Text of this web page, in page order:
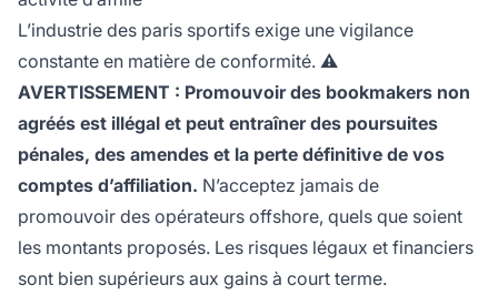
L’industrie des paris sportifs exige une vigilance
constante en matière de conformité. ⚠️
AVERTISSEMENT : Promouvoir des bookmakers non
agréés est illégal et peut entraîner des poursuites
pénales, des amendes et la perte définitive de vos
comptes d’affiliation. N’acceptez jamais de
promouvoir des opérateurs offshore, quels que soient
les montants proposés. Les risques légaux et financiers
sont bien supérieurs aux gains à court terme.